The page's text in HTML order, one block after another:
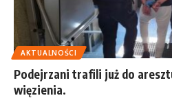
AKTUALNOŚCI
Podejrzani trafili już do
więzienia.